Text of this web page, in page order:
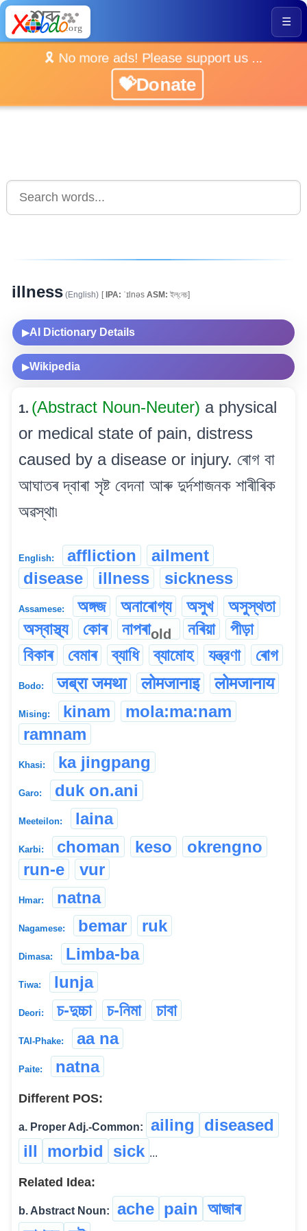
☰
🎗️ No more ads! Please support us ...
💝Donate
illness (English) [IPA: ˈɪlnəs ASM: ইল্‌নেচ]
▶AI Dictionary Details
▶Wikipedia
1. (Abstract Noun-Neuter) a physical
or medical state of pain, distress
caused by a disease or injury. ৰোগ বা
আঘাতৰ দ্বাৰা সৃষ্ট বেদনা আৰু দুৰ্দশাজনক শাৰীৰিক
অৱস্থা৷
English: affliction
ailment
disease
illness sickness
Assamese: অঙ্গজ অনাৰোগ্য অসুখ
অসুস্থতা
অস্বাস্থ্য
কোৰ নাপৰাold নৰিয়া
পীড়া
বিকাৰ
বেমাৰ ব্যাধি ব্যামোহ যন্ত্রণা ৰোগ
Bodo: जब्रा जमथा लोमजानाइ लोमजानाय
Mising: kinam
mola:ma:nam
ramnam
Khasi: ka jingpang
Garo: duk on.ani
Meeteilon: laina
Karbi: choman keso
okrengno
run-e
vur
Hmar: natna
Nagamese: bemar ruk
Dimasa: Limba-ba
Tiwa: lunja
Deori: চ-দুচ্চা চ-নিমা চাবা
TAI-Phake: aa na
Paite: natna
Different POS:
a. Proper Adj.-Common: ailing
diseased
ill
morbid sick ...
Related Idea:
b. Abstract Noun: ache pain আজাৰ